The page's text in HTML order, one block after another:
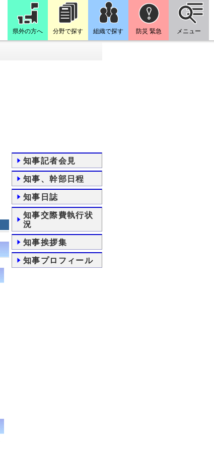
県外の方へ 分野で探す 組織で探す 防災 緊急 メニュー
知事記者会見
知事、幹部日程
知事日誌
知事交際費執行状
況
知事挨拶集
知事プロフィール